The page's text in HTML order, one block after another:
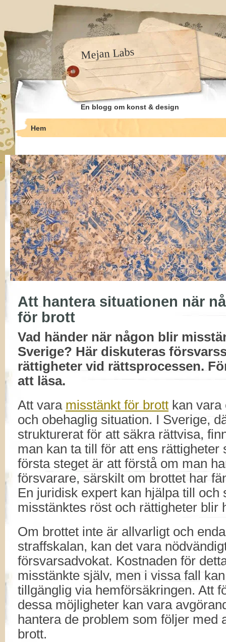
Mejan Labs
En blogg om konst & design
Hem
Att hantera situationen när
för brott
Vad händer när någon blir
Sverige? Här diskuteras
rättigheter vid rättsprocessen.
att läsa.
Att vara misstänkt för brott kan vara
och obehaglig situation. I Sverige,
strukturerat för att säkra rättvisa,
man kan ta till för att ens rättigheter
första steget är att förstå om man
försvarare, särskilt om brottet har
En juridisk expert kan hjälpa till och
misstänktes röst och rättigheter blir
Om brottet inte är allvarligt och
straffskalan, kan det vara
försvarsadvokat. Kostnaden för
misstänkte själv, men i vissa fall
tillgänglig via hemförsäkringen. Att
dessa möjligheter kan vara
hantera de problem som följer med
brott.